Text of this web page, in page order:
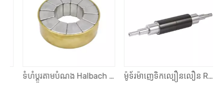
ទំហំប្ដូរតាមបំណង Halbach Array Motor អចិន្ត្រៃយ៍ Arc Neodymium Magnets Assembly ម៉ូទ័រម៉ាញេទិកល្បឿនលឿន Rotors Magnetic Assembly អចិន្ត្រៃយ៍ Magnet Rotor សម្រាប់ Magnetic Levitation Motor